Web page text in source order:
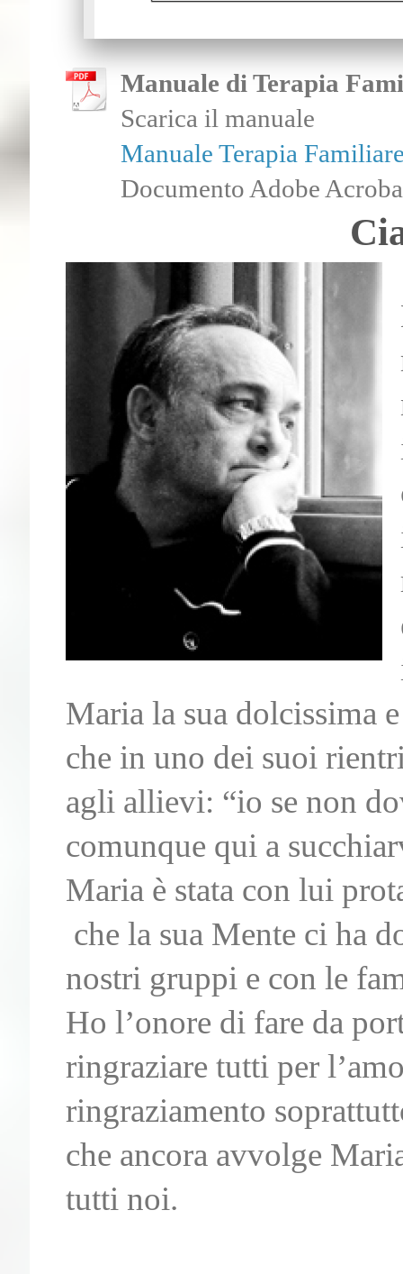
Manuale di Terapia
Scarica il manuale
Manuale Terapia
Documento Adobe
Maria la sua dolcissima
che in uno dei suoi
agli allievi: “io se non
comunque qui a
Maria è stata con lui
che la sua Mente ci ha
nostri gruppi e con le
Ho l’onore di fare da
ringraziare tutti per
ringraziamento
che ancora avvolge
tutti noi.